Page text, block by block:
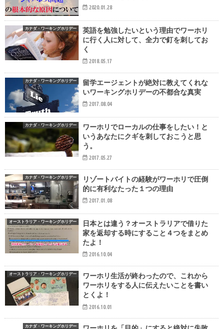
2020.01.28
カナダ・ワーキングホリデー
英語を勉強したいという理由でワーホリ
に行く人に対して、全力で釘を刺してお
く
2018.05.17
カナダ・ワーキングホリデー
留学エージェントが絶対に教えてくれな
いワーキングホリデーの不都合な真実
2017.08.04
カナダ・ワーキングホリデー
ワーホリでローカルの仕事をしたい！と
いうあなたにクギを刺しておこうと思
う。
2017.05.27
カナダ・ワーキングホリデー
リゾートバイトの経験がワーホリで圧倒
的に有利なたった１つの理由
2017.01.08
オーストラリア・ワーキングホリデー
日本とは違う？オーストラリアで借りた
家を返却する時にすること４つをまとめ
たよ！
2016.10.04
オーストラリア・ワーキングホリデー
ワーホリ生活が終わったので、これから
ワーホリをする人に伝えたいことを書い
とくよ！
2016.10.01
カナダ・ワーキングホリデー